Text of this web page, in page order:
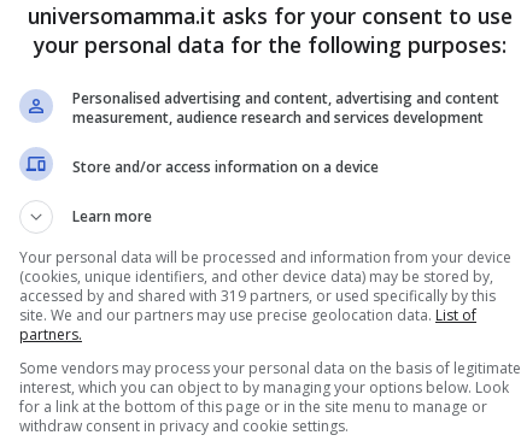
ad utilizzare il plasma iperimmune.
mesi fa, aveva raccontato di aver avuto il
New England Journal of Medicine
nella lotta al virus che ci tiene in
in Argentina presso centri clinic e
universomamma.it asks for your consent to use
your personal data for the following purposes:
Personalised advertising and content, advertising and content
measurement, audience research and services development
Store and/or access information on a device
Learn more
Your personal data will be processed and information from your device
(cookies, unique identifiers, and other device data) may be stored by,
accessed by and shared with 319 partners, or used specifically by this
site. We and our partners may use precise geolocation data. List of
partners.
Some vendors may process your personal data on the basis of legitimate
interest, which you can object to by managing your options below. Look
for a link at the bottom of this page or in the site menu to manage or
withdraw consent in privacy and cookie settings.